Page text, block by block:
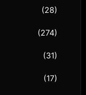
(28)
(274)
(31)
(17)